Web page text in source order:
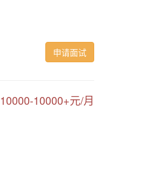
申请面试
10000-10000+元/月